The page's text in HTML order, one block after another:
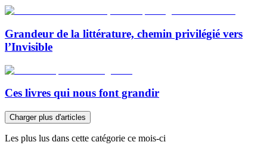
Grandeur de la littérature, chemin privilégié vers
l’Invisible
Ces livres qui nous font grandir
Charger plus d'articles
Les plus lus dans cette catégorie ce mois-ci